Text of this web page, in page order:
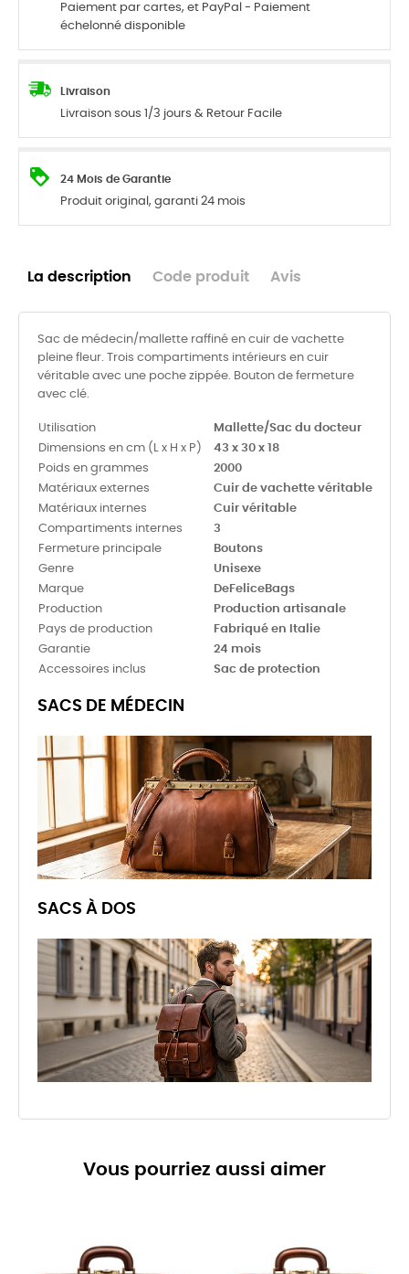
Paiement par cartes, et PayPal - Paiement
échelonné disponible
Livraison
Livraison sous 1/3 jours & Retour Facile
24 Mois de Garantie
Produit original, garanti 24 mois
La description Code produit Avis
Sac de médecin/mallette raffiné en cuir de vachette
pleine fleur. Trois compartiments intérieurs en cuir
véritable avec une poche zippée. Bouton de fermeture
avec clé.
Utilisation
Mallette/Sac du docteur
Dimensions en cm (L x H x P)
43 x 30 x 18
Poids en grammes
2000
Matériaux externes
Cuir de vachette véritable
Matériaux internes
Cuir véritable
Compartiments internes
3
Fermeture principale
Boutons
Genre
Unisexe
Marque
DeFeliceBags
Production
Production artisanale
Pays de production
Fabriqué en Italie
Garantie
24 mois
Accessoires inclus
Sac de protection
SACS DE MÉDECIN
SACS À DOS
Vous pourriez aussi aimer